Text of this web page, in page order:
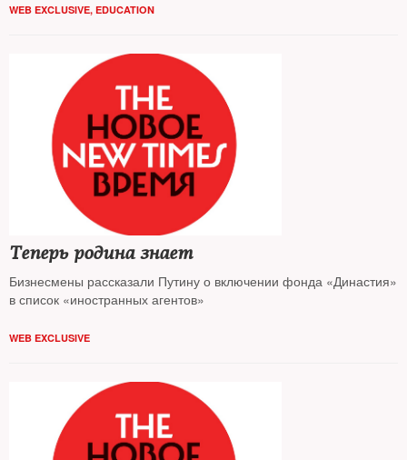
WEB EXCLUSIVE, EDUCATION
Теперь родина знает
Бизнесмены рассказали Путину о включении фонда «Династия»
в список «иностранных агентов»
WEB EXCLUSIVE